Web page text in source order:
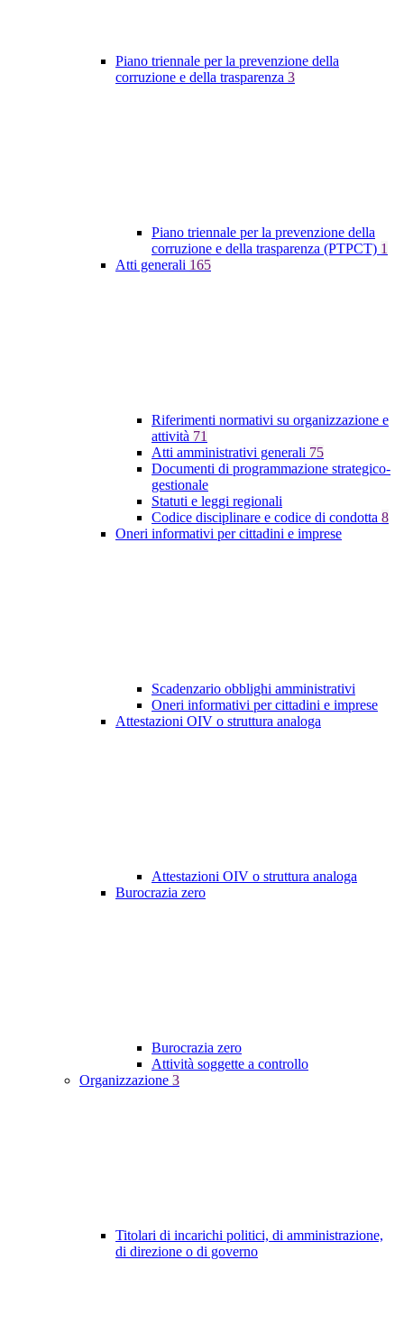
Piano triennale per la prevenzione della
corruzione e della trasparenza 3
Piano triennale per la prevenzione della
corruzione e della trasparenza (PTPCT) 1
Atti generali 165
Riferimenti normativi su organizzazione e
attività 71
Atti amministrativi generali 75
Documenti di programmazione strategico-
gestionale
Statuti e leggi regionali
Codice disciplinare e codice di condotta 8
Oneri informativi per cittadini e imprese
Scadenzario obblighi amministrativi
Oneri informativi per cittadini e imprese
Attestazioni OIV o struttura analoga
Attestazioni OIV o struttura analoga
Burocrazia zero
Burocrazia zero
Attività soggette a controllo
Organizzazione 3
Titolari di incarichi politici, di amministrazione,
di direzione o di governo